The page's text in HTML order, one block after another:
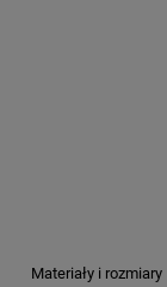
Materiały i rozmiary